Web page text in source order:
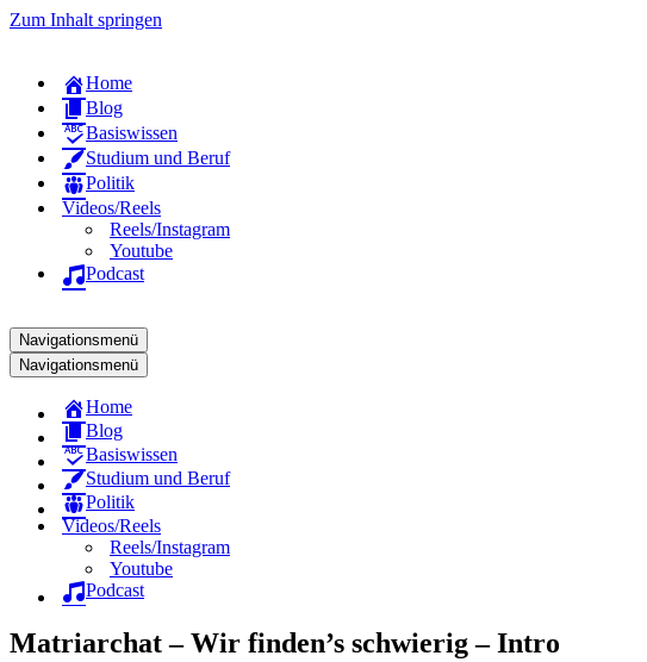
Zum Inhalt springen
Home
Blog
Basiswissen
Studium und Beruf
Politik
Videos/Reels
Reels/Instagram
Youtube
Podcast
Navigationsmenü
Navigationsmenü
Home
Blog
Basiswissen
Studium und Beruf
Politik
Videos/Reels
Reels/Instagram
Youtube
Podcast
Matriarchat – Wir finden’s schwierig – Intro